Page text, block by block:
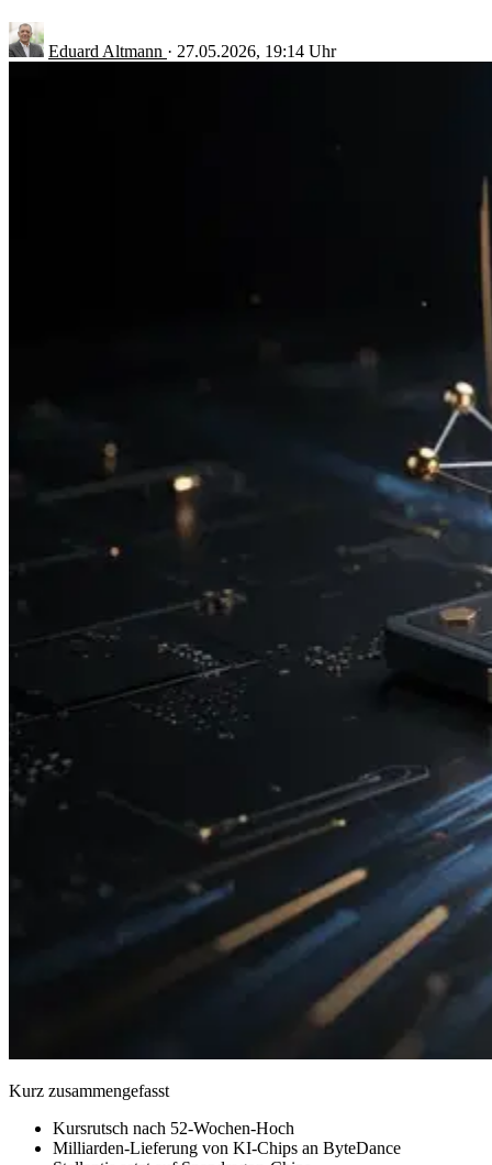
Eduard Altmann · 27.05.2026, 19:14 Uhr
Kurz zusammengefasst
Kursrutsch nach 52-Wochen-Hoch
Milliarden-Lieferung von KI-Chips an ByteDance